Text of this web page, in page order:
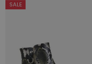
SALE